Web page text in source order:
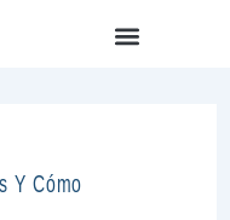
Menu
Y Cómo